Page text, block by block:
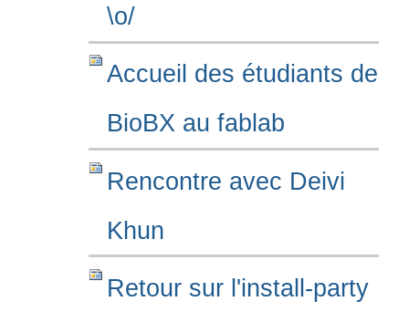
\o/
Accueil des étudiants de
BioBX au fablab
Rencontre avec Deivi
Khun
Retour sur l'install-party